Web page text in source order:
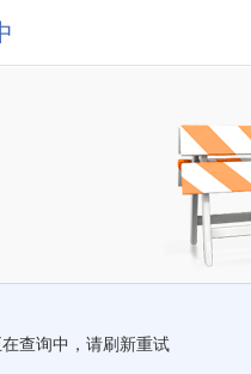
查询中，请刷新重试